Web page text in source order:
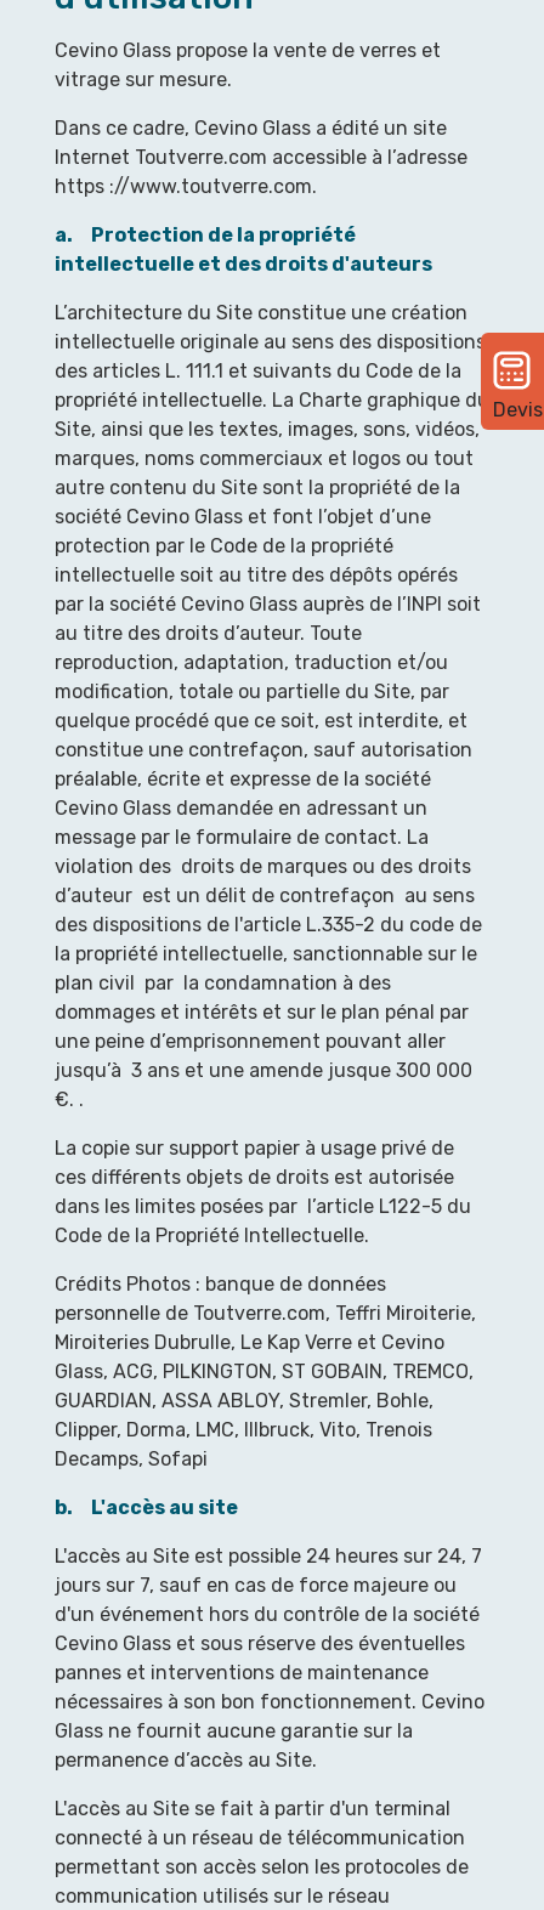
Devis
Cevino Glass propose la vente de verres et
vitrage sur mesure.
Dans ce cadre, Cevino Glass a édité un site
Internet Toutverre.com accessible à l’adresse
https ://www.toutverre.com.
a. Protection de la propriété
intellectuelle et des droits d'auteurs
L’architecture du Site constitue une création
intellectuelle originale au sens des dispositions
des articles L. 111.1 et suivants du Code de la
propriété intellectuelle. La Charte graphique du
Site, ainsi que les textes, images, sons, vidéos,
marques, noms commerciaux et logos ou tout
autre contenu du Site sont la propriété de la
société Cevino Glass et font l’objet d’une
protection par le Code de la propriété
intellectuelle soit au titre des dépôts opérés
par la société Cevino Glass auprès de l’INPI soit
au titre des droits d’auteur. Toute
reproduction, adaptation, traduction et/ou
modification, totale ou partielle du Site, par
quelque procédé que ce soit, est interdite, et
constitue une contrefaçon, sauf autorisation
préalable, écrite et expresse de la société
Cevino Glass demandée en adressant un
message par le formulaire de contact. La
violation des droits de marques ou des droits
d’auteur est un délit de contrefaçon au sens
des dispositions de l'article L.335-2 du code de
la propriété intellectuelle, sanctionnable sur le
plan civil par la condamnation à des
dommages et intérêts et sur le plan pénal par
une peine d’emprisonnement pouvant aller
jusqu’à 3 ans et une amende jusque 300 000
€. .
La copie sur support papier à usage privé de
ces différents objets de droits est autorisée
dans les limites posées par l’article L122-5 du
Code de la Propriété Intellectuelle.
Crédits Photos : banque de données
personnelle de Toutverre.com, Teffri Miroiterie,
Miroiteries Dubrulle, Le Kap Verre et Cevino
Glass, ACG, PILKINGTON, ST GOBAIN, TREMCO,
GUARDIAN, ASSA ABLOY, Stremler, Bohle,
Clipper, Dorma, LMC, Illbruck, Vito, Trenois
Decamps, Sofapi
b. L'accès au site
L'accès au Site est possible 24 heures sur 24, 7
jours sur 7, sauf en cas de force majeure ou
d'un événement hors du contrôle de la société
Cevino Glass et sous réserve des éventuelles
pannes et interventions de maintenance
nécessaires à son bon fonctionnement. Cevino
Glass ne fournit aucune garantie sur la
permanence d’accès au Site.
L'accès au Site se fait à partir d'un terminal
connecté à un réseau de télécommunication
permettant son accès selon les protocoles de
communication utilisés sur le réseau